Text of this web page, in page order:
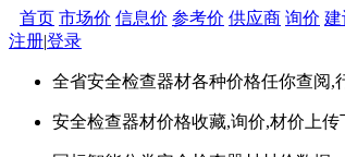
首页 市场价 信息价 参考价 供应商 询价 建
注册|登录
全省安全检查器材各种价格任你查阅,
安全检查器材价格收藏,询价,材价上